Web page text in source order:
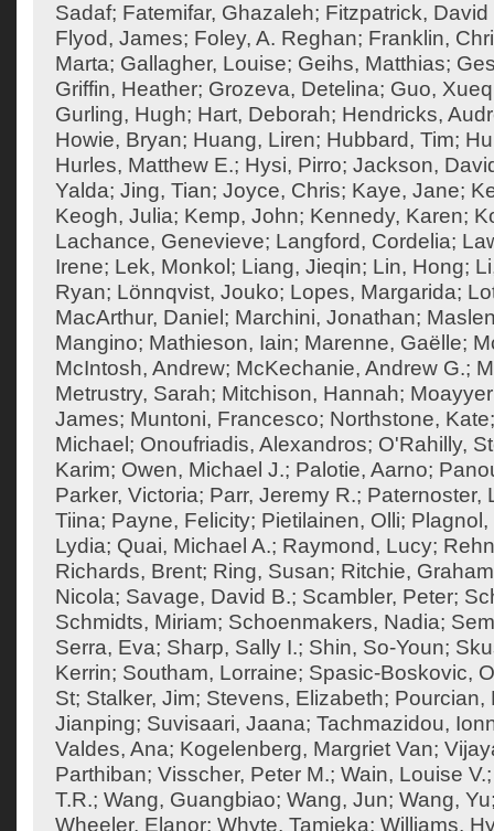
Sadaf; Fatemifar, Ghazaleh; Fitzpatrick, David
Flyod, James; Foley, A. Reghan; Franklin,
Marta; Gallagher, Louise; Geihs, Matthias;
Griffin, Heather; Grozeva, Detelina; Guo,
Gurling, Hugh; Hart, Deborah; Hendricks,
Howie, Bryan; Huang, Liren; Hubbard, Tim;
Hurles, Matthew E.; Hysi, Pirro; Jackson,
Yalda; Jing, Tian; Joyce, Chris; Kaye, Jane;
Keogh, Julia; Kemp, John; Kennedy, Karen;
Lachance, Genevieve; Langford, Cordelia;
Irene; Lek, Monkol ; Liang, Jieqin; Lin, Hong;
Ryan; Lönnqvist, Jouko; Lopes, Margarida;
MacArthur, Daniel ; Marchini, Jonathan;
Mangino; Mathieson, Iain; Marenne, Gaëlle;
McIntosh, Andrew; McKechanie, Andrew G.;
Metrustry, Sarah; Mitchison, Hannah;
James; Muntoni, Francesco; Northstone, Kate
Michael ; Onoufriadis, Alexandros; O'Rahilly,
Karim; Owen, Michael J.; Palotie, Aarno;
Parker, Victoria; Parr, Jeremy R.; Paternoster,
Tiina; Payne, Felicity; Pietilainen, Olli;
Lydia; Quai, Michael A.; Raymond, Lucy;
Richards, Brent; Ring, Susan; Ritchie,
Nicola; Savage, David B.; Scambler, Peter;
Schmidts, Miriam; Schoenmakers, Nadia;
Serra, Eva; Sharp, Sally I.; Shin, So-Youn;
Kerrin; Southam, Lorraine; Spasic-Boskovic,
St; Stalker, Jim; Stevens, Elizabeth; Pourcian,
Jianping; Suvisaari, Jaana; Tachmazidou,
Valdes, Ana; Kogelenberg, Margriet Van;
Parthiban; Visscher, Peter M.; Wain, Louise V.
T.R.; Wang, Guangbiao; Wang, Jun; Wang, Yu
Wheeler, Elanor; Whyte, Tamieka; Williams,